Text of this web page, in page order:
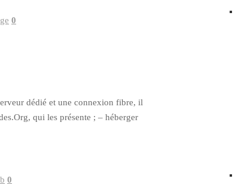
0
dédié et une connexion fibre, il
qui les présente ; – héberger
0